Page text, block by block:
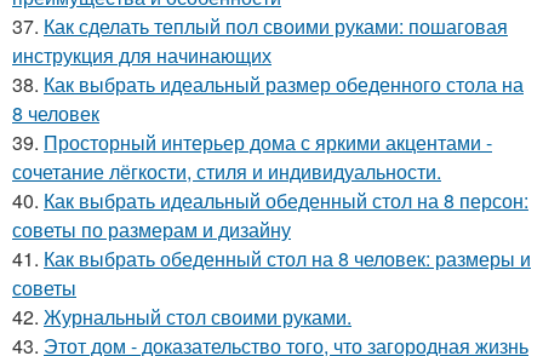
37. Как сделать теплый пол своими руками: пошаговая
инструкция для начинающих
38. Как выбрать идеальный размер обеденного стола на
8 человек
39. Просторный интерьер дома с яркими акцентами -
сочетание лёгкости, стиля и индивидуальности.
40. Как выбрать идеальный обеденный стол на 8 персон:
советы по размерам и дизайну
41. Как выбрать обеденный стол на 8 человек: размеры и
советы
42. Журнальный стол своими руками.
43. Этот дом - доказательство того, что загородная жизнь